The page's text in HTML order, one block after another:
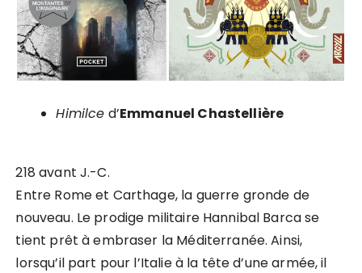
Himilce d’Emmanuel Chastellière
218 avant J.-C.
Entre Rome et Carthage, la guerre gronde de
nouveau. Le prodige militaire Hannibal Barca se
tient prêt à embraser la Méditerranée. Ainsi,
lorsqu’il part pour l’Italie à la tête d’une armée, il